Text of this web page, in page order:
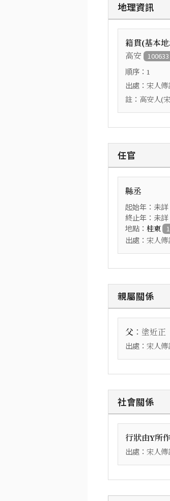
地理資訊
籍貫(基本
高安 100633
順序： 1
出處： 宋人傳
註： 高安人(
任官
縣丞
起始年：未詳
終止年：未詳
地點： 桂東
出處： 宋人傳
親屬關係
父 ： 塗近正
出處： 宋人傳
社會關係
行狀由Y所作
出處： 宋人傳